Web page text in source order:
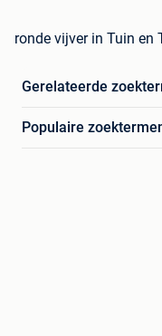
ronde vijver in Tuin en
Gerelateerde
Populaire